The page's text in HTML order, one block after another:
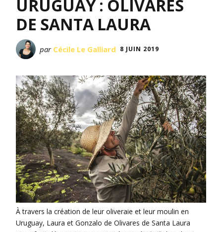
URUGUAY : OLIVARES
DE SANTA LAURA
par Cécile Le Galliard 8 JUIN 2019
À travers la création de leur oliveraie et leur moulin en
Uruguay, Laura et Gonzalo de Olivares de Santa Laura